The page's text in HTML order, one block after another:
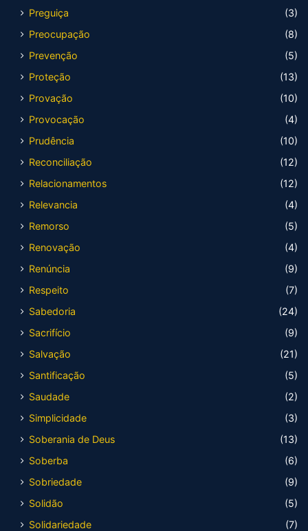
Preguiça
(3)
Preocupação
(8)
Prevenção
(5)
Proteção
(13)
Provação
(10)
Provocação
(4)
Prudência
(10)
Reconciliação
(12)
Relacionamentos
(12)
Relevancia
(4)
Remorso
(5)
Renovação
(4)
Renúncia
(9)
Respeito
(7)
Sabedoria
(24)
Sacrifício
(9)
Salvação
(21)
Santificação
(5)
Saudade
(2)
Simplicidade
(3)
Soberania de Deus
(13)
Soberba
(6)
Sobriedade
(9)
Solidão
(5)
Solidariedade
(7)